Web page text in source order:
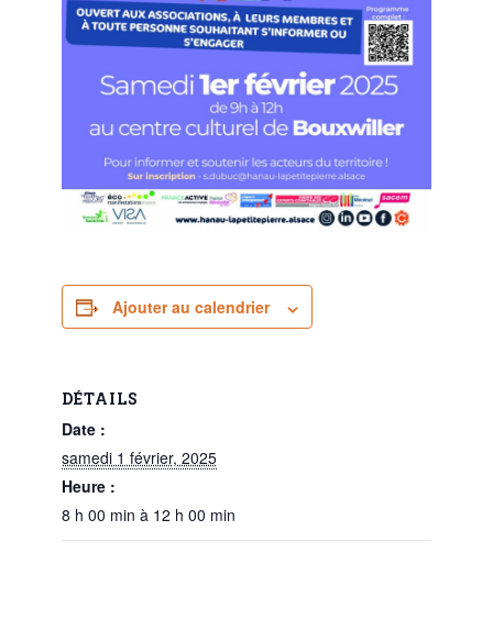
Ajouter au calendrier
DÉTAILS
Date :
samedi 1 février, 2025
Heure :
8 h 00 min à 12 h 00 min